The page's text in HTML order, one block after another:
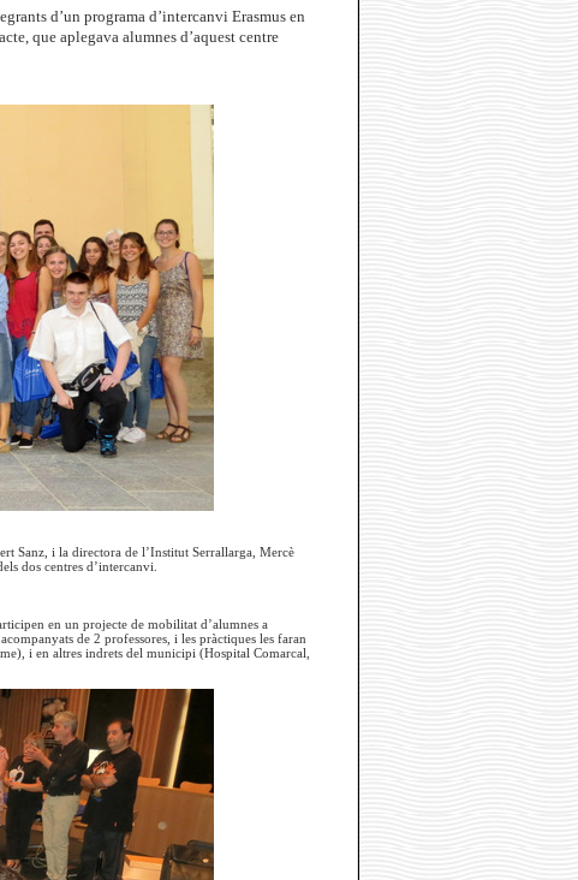
d’un programa d’intercanvi Erasmus en
que aplegava alumnes d’aquest centre
Sanz, i la directora de l’Institut Serrallarga, Mercè
dos centres d’intercanvi.
en un projecte de mobilitat d’alumnes a
de 2 professores, i les pràctiques les faran
i en altres indrets del municipi (Hospital Comarcal,